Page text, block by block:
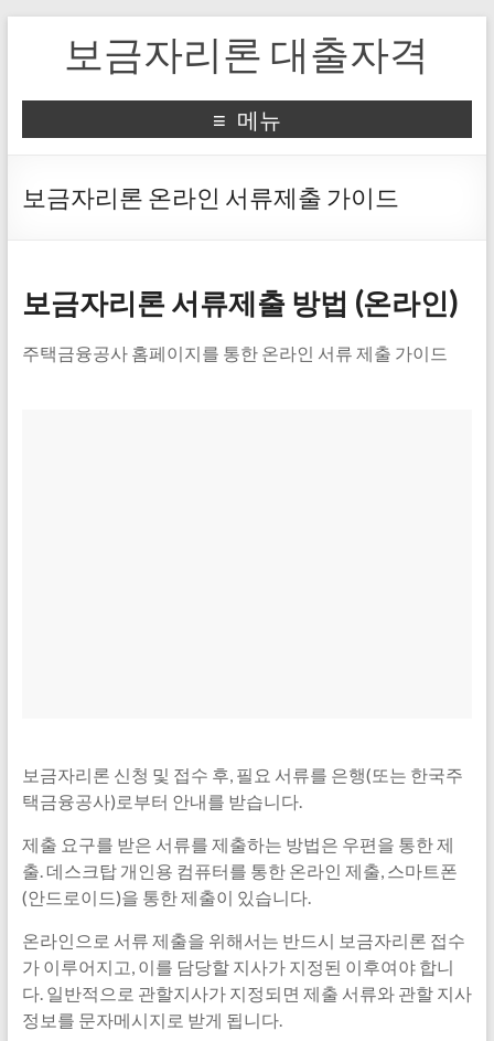
보금자리론 대출자격
메뉴
보금자리론 온라인 서류제출 가이드
보금자리론 서류제출 방법 (온라인)
주택금융공사 홈페이지를 통한 온라인 서류 제출 가이드
보금자리론 신청 및 접수 후, 필요 서류를 은행(또는 한국주
택금융공사)로부터 안내를 받습니다.
제출 요구를 받은 서류를 제출하는 방법은 우편을 통한 제
출. 데스크탑 개인용 컴퓨터를 통한 온라인 제출, 스마트폰
(안드로이드)을 통한 제출이 있습니다.
온라인으로 서류 제출을 위해서는 반드시 보금자리론 접수
가 이루어지고, 이를 담당할 지사가 지정된 이후여야 합니
다. 일반적으로 관할지사가 지정되면 제출 서류와 관할 지사
정보를 문자메시지로 받게 됩니다.